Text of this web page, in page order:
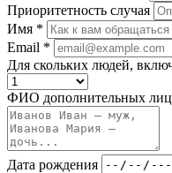
Приоритетность случая
Имя *
Email *
Для скольких людей,
ФИО дополнительных
Дата рождения